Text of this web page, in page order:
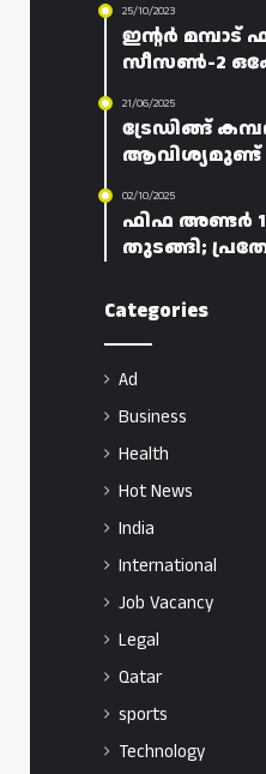
25/10/2023
ഇന്റർ
സീസൺ-2
21/06/2025
ട്രേഡിങ്ങ്
ആവിശ്യമുണ്ട്
02/10/2025
ഫിഫ അണ്ടർ
തുടങ്ങി;
Categories
Ad
Business
Health
Hot News
India
International
Job Vacancy
Legal
Qatar
sports
Technology